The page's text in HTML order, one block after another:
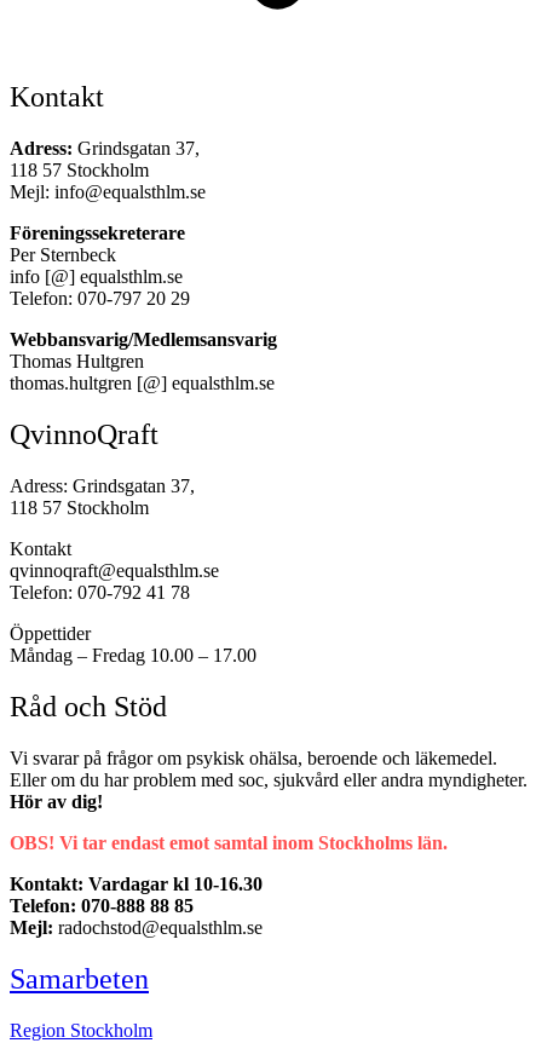
Kontakt
Adress: Grindsgatan 37,
118 57 Stockholm
Mejl: info@equalsthlm.se
Föreningssekreterare
Per Sternbeck
info [@] equalsthlm.se
Telefon: 070-797 20 29
Webbansvarig/Medlemsansvarig
Thomas Hultgren
thomas.hultgren [@] equalsthlm.se
QvinnoQraft
Adress: Grindsgatan 37,
118 57 Stockholm
Kontakt
qvinnoqraft@equalsthlm.se
Telefon: 070-792 41 78
Öppettider
Måndag – Fredag 10.00 – 17.00
Råd och Stöd
Vi svarar på frågor om psykisk ohälsa, beroende och läkemedel.
Eller om du har problem med soc, sjukvård eller andra myndigheter.
Hör av dig!
OBS! Vi tar endast emot samtal inom Stockholms län.
Kontakt: Vardagar kl 10-16.30
Telefon: 070-888 88 85
Mejl: radochstod@equalsthlm.se
Samarbeten
Region Stockholm